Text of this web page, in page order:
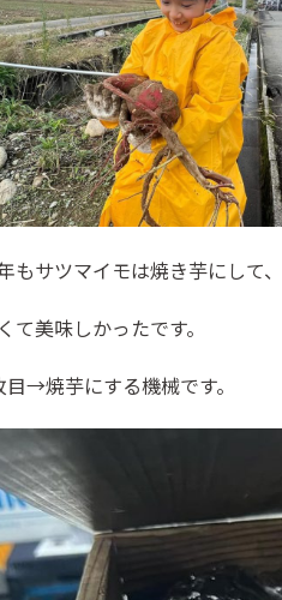
もサツマイモは焼き芋にして
て美味しかったです。
目→焼芋にする機械です。